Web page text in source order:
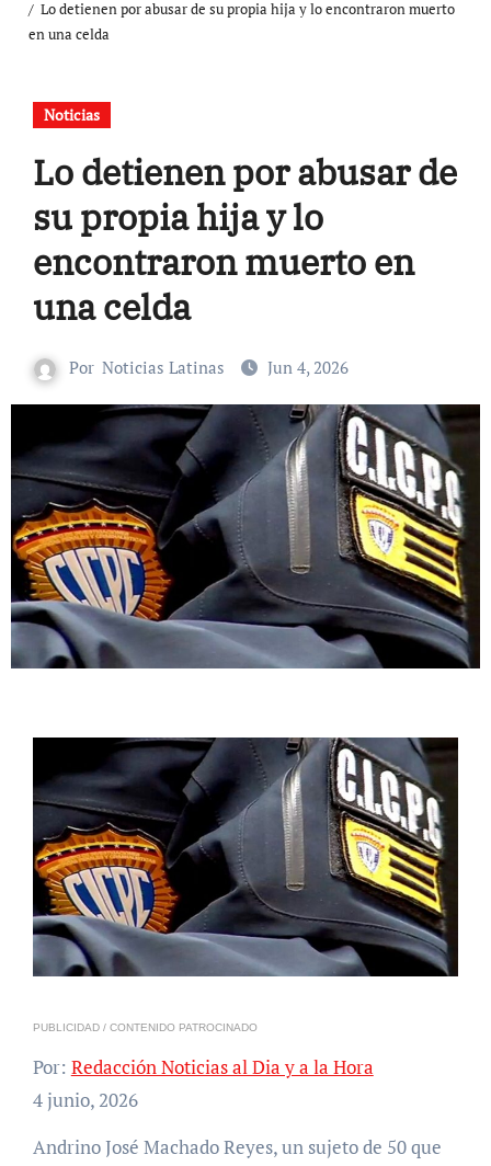
Lo detienen por abusar de su propia hija y lo encontraron muerto
en una celda
Noticias
Lo detienen por abusar de
su propia hija y lo
encontraron muerto en
una celda
Por Noticias Latinas Jun 4, 2026
PUBLICIDAD / CONTENIDO PATROCINADO
Por: Redacción Noticias al Dia y a la Hora
4 junio, 2026
Andrino José Machado Reyes, un sujeto de 50 que